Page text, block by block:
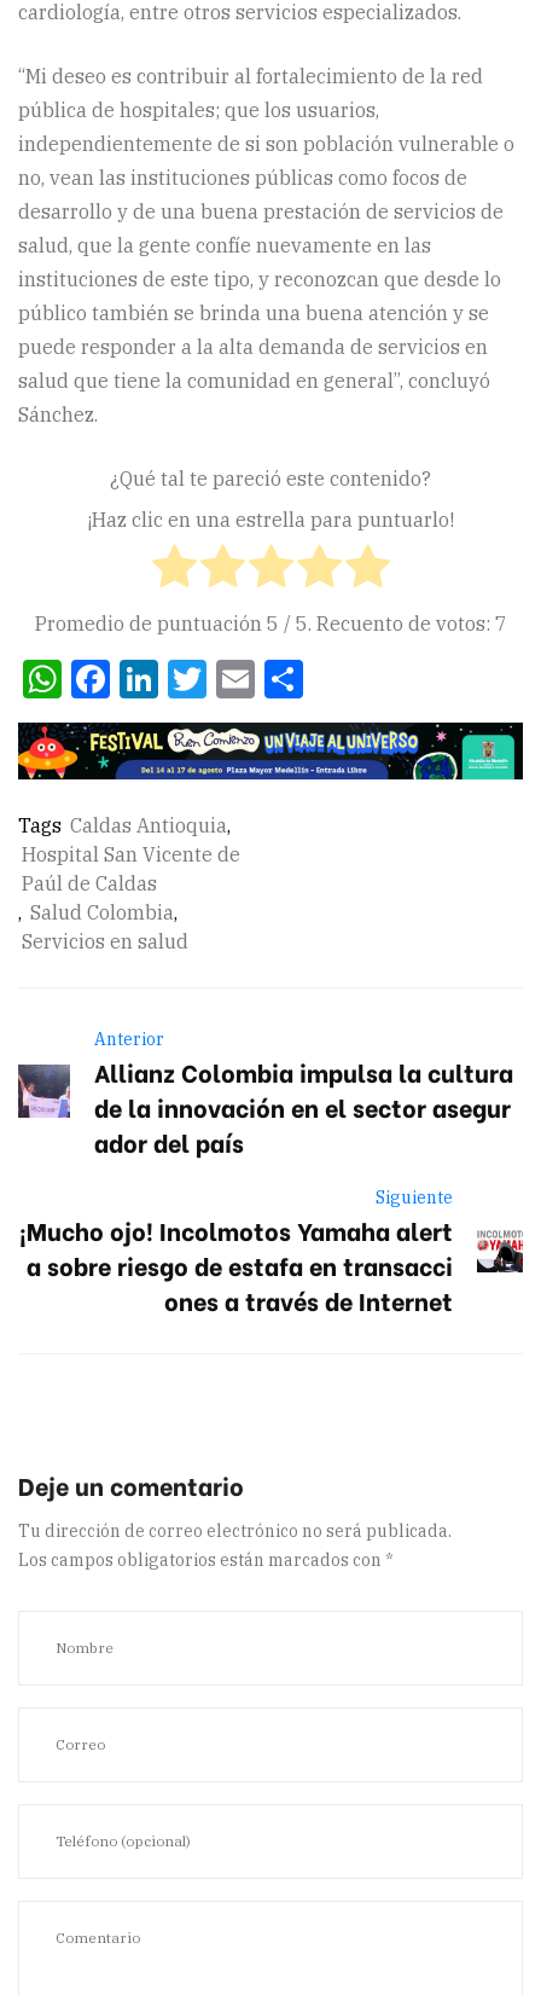
cardiología, entre otros servicios especializados.
“Mi deseo es contribuir al fortalecimiento de la red
pública de hospitales; que los usuarios,
independientemente de si son población vulnerable o
no, vean las instituciones públicas como focos de
desarrollo y de una buena prestación de servicios de
salud, que la gente confíe nuevamente en las
instituciones de este tipo, y reconozcan que desde lo
público también se brinda una buena atención y se
puede responder a la alta demanda de servicios en
salud que tiene la comunidad en general”, concluyó
Sánchez.
¿Qué tal te pareció este contenido?
¡Haz clic en una estrella para puntuarlo!
Promedio de puntuación 5 / 5. Recuento de votos: 7
WhatsApp
Facebook
LinkedIn
Twitter
Email
Tags Caldas Antioquia,
Hospital San Vicente de
Paúl de Caldas
, Salud Colombia,
Servicios en salud
Anterior
Allianz Colombia impulsa la cultura
de la innovación en el sector asegur
ador del país
Siguiente
¡Mucho ojo! Incolmotos Yamaha alert
a sobre riesgo de estafa en transacci
ones a través de Internet
Tu dirección de correo electrónico no será publicada.
Los campos obligatorios están marcados con *